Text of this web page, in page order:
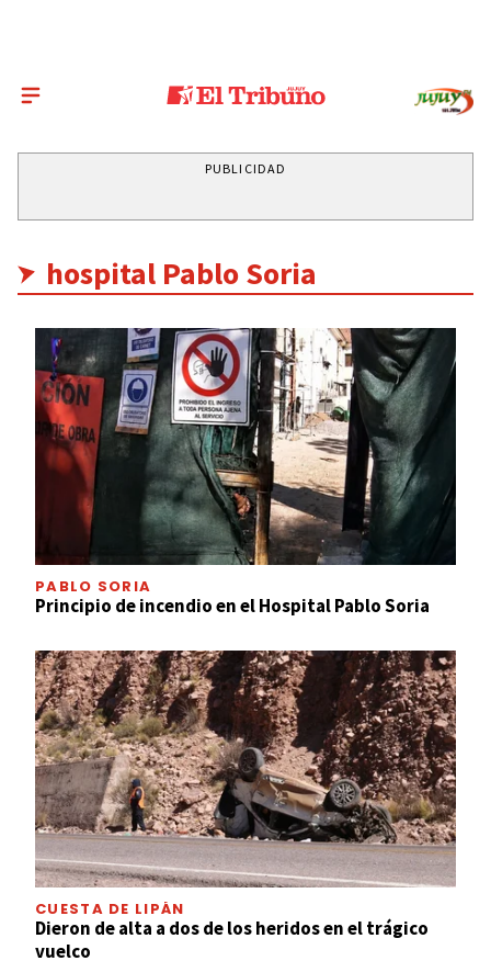
PUBLICIDAD
hospital Pablo Soria
PABLO SORIA
Principio de incendio en el Hospital Pablo Soria
CUESTA DE LIPÁN
Dieron de alta a dos de los heridos en el trágico
vuelco